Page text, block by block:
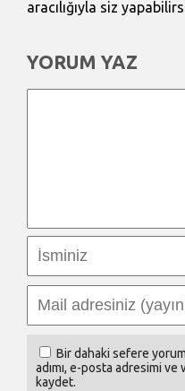
aracılığıyla siz
YORUM YAZ
Bir dahaki sefere
adımı, e-posta adresimi ve
kaydet.